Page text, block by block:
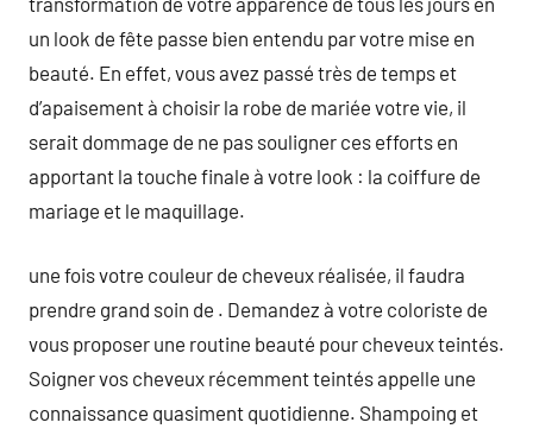
un look de fête passe bien entendu par votre mise en
beauté. En effet, vous avez passé très de temps et
d’apaisement à choisir la robe de mariée votre vie, il
serait dommage de ne pas souligner ces efforts en
apportant la touche finale à votre look : la coiffure de
mariage et le maquillage.
une fois votre couleur de cheveux réalisée, il faudra
prendre grand soin de . Demandez à votre coloriste de
vous proposer une routine beauté pour cheveux teintés.
Soigner vos cheveux récemment teintés appelle une
connaissance quasiment quotidienne. Shampoing et